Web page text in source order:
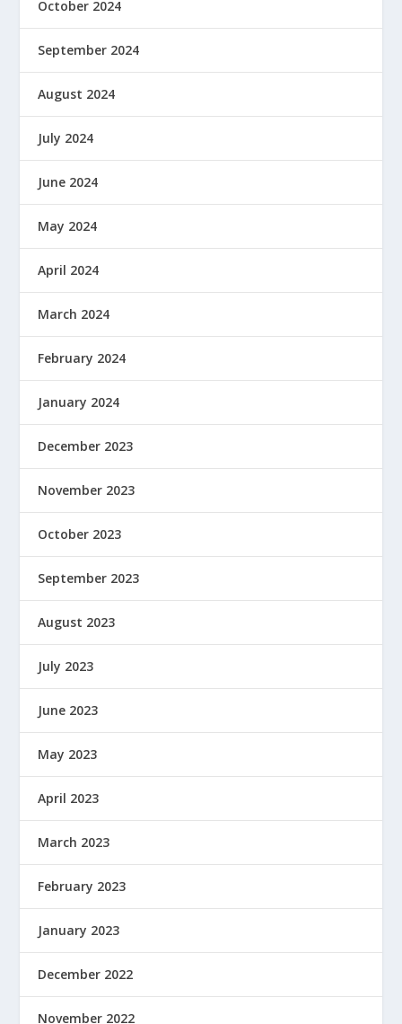
October 2024
September 2024
August 2024
July 2024
June 2024
May 2024
April 2024
March 2024
February 2024
January 2024
December 2023
November 2023
October 2023
September 2023
August 2023
July 2023
June 2023
May 2023
April 2023
March 2023
February 2023
January 2023
December 2022
November 2022